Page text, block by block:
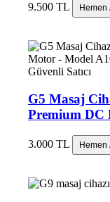
9.500 TL Hemen
Güvenli Satıcı
G5 Masaj
Premium DC
3.000 TL Hemen